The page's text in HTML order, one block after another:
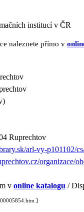
institucí v ČR
naleznete přímo v
Ruprechtov
arl-vy-p101102/
organizace/
v online katalogu /
]